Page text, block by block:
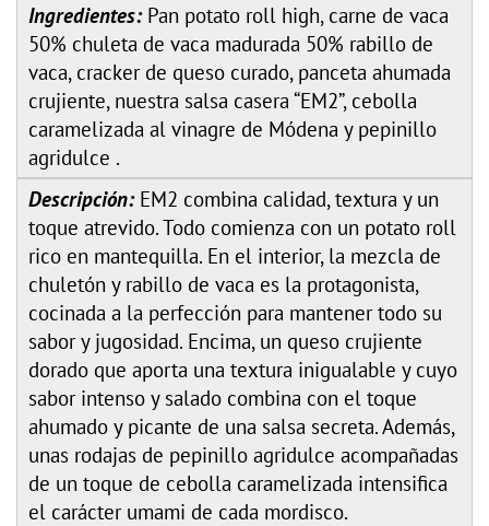
Ingredientes: Pan potato roll high, carne de vaca
50% chuleta de vaca madurada 50% rabillo de
vaca, cracker de queso curado, panceta ahumada
crujiente, nuestra salsa casera “EM2”, cebolla
caramelizada al vinagre de Módena y pepinillo
agridulce .
Descripción: EM2 combina calidad, textura y un
toque atrevido. Todo comienza con un potato roll
rico en mantequilla. En el interior, la mezcla de
chuletón y rabillo de vaca es la protagonista,
cocinada a la perfección para mantener todo su
sabor y jugosidad. Encima, un queso crujiente
dorado que aporta una textura inigualable y cuyo
sabor intenso y salado combina con el toque
ahumado y picante de una salsa secreta. Además,
unas rodajas de pepinillo agridulce acompañadas
de un toque de cebolla caramelizada intensifica
el carácter umami de cada mordisco.